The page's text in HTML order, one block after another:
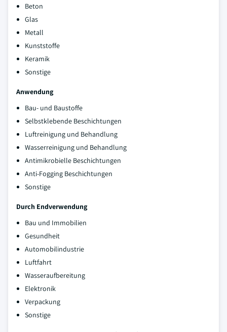
Beton
Glas
Metall
Kunststoffe
Keramik
Sonstige
Anwendung
Bau- und Baustoffe
Selbstklebende Beschichtungen
Luftreinigung und Behandlung
Wasserreinigung und Behandlung
Antimikrobielle Beschichtungen
Anti-Fogging Beschichtungen
Sonstige
Durch Endverwendung
Bau und Immobilien
Gesundheit
Automobilindustrie
Luftfahrt
Wasseraufbereitung
Elektronik
Verpackung
Sonstige